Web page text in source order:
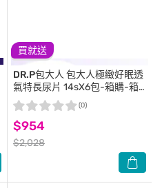
買就送
DR.P包大人 包大人極緻好眠透
氣特長尿片 14sX6包-箱購-箱
購
$954
$2,028
(0)